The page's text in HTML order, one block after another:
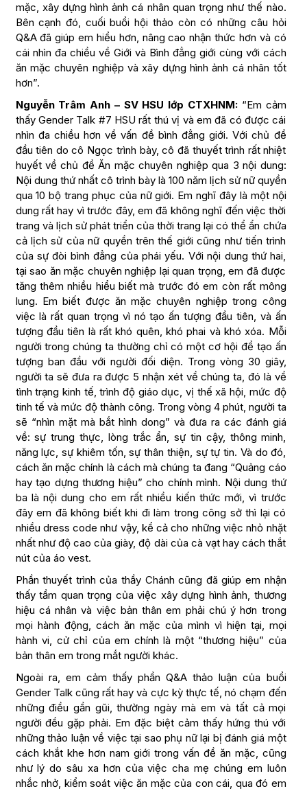
mặc, xây dựng hình ảnh cá nhân quan trọng như thế nào.
Bên cạnh đó, cuối buổi hội thảo còn có những câu hỏi
Q&A đã giúp em hiểu hơn, nâng cao nhận thức hơn và có
cái nhìn đa chiều về Giới và Bình đẳng giới cùng với cách
ăn mặc chuyên nghiệp và xây dựng hình ảnh cá nhân tốt
hơn”.
Nguyễn Trâm Anh – SV HSU lớp CTXHNM:“Em cảm
thấy Gender Talk #7 HSU rất thú vị và em đã có được cái
nhìn đa chiều hơn về vấn đề bình đẳng giới. Với chủ đề
đầu tiên do cô Ngọc trình bày, cô đã thuyết trình rất nhiệt
huyết về chủ đề Ăn mặc chuyên nghiệp qua 3 nội dung:
Nội dung thứ nhất cô trình bày là 100 năm lịch sử nữ quyền
qua 10 bộ trang phục của nữ giới. Em nghĩ đây là một nội
dung rất hay vì trước đây, em đã không nghĩ đến việc thời
trang và lịch sử phát triển của thời trang lại có thể ẩn chứa
cả lịch sử của nữ quyền trên thế giới cũng như tiến trình
của sự đòi bình đẳng của phái yếu. Với nội dung thứ hai,
tại sao ăn mặc chuyên nghiệp lại quan trọng, em đã được
tăng thêm nhiều hiểu biết mà trước đó em còn rất mông
lung. Em biết được ăn mặc chuyên nghiệp trong công
việc là rất quan trọng vì nó tạo ấn tượng đầu tiên, và ấn
tượng đầu tiên là rất khó quên, khó phai và khó xóa. Mỗi
người trong chúng ta thường chỉ có một cơ hội để tạo ấn
tượng ban đầu với người đối diện. Trong vòng 30 giây,
người ta sẽ đưa ra được 5 nhận xét về chúng ta, đó là về
tình trạng kinh tế, trình độ giáo dục, vị thế xã hội, mức độ
tinh tế và mức độ thành công. Trong vòng 4 phút, người ta
sẽ “nhìn mặt mà bắt hình dong” và đưa ra các đánh giá
về: sự trung thực, lòng trắc ẩn, sự tin cậy, thông minh,
năng lực, sự khiêm tốn, sự thân thiện, sự tự tin. Và do đó,
cách ăn mặc chính là cách mà chúng ta đang “Quảng cáo
hay tạo dựng thương hiệu” cho chính mình. Nội dung thứ
ba là nội dung cho em rất nhiều kiến thức mới, vì trước
đây em đã không biết khi đi làm trong công sở thì lại có
nhiều dress code như vậy, kể cả cho những việc nhỏ nhặt
nhất như độ cao của giày, độ dài của cà vạt hay cách thắt
nút của áo vest.
Phần thuyết trình của thầy Chánh cũng đã giúp em nhận
thấy tầm quan trọng của việc xây dựng hình ảnh, thương
hiệu cá nhân và việc bản thân em phải chú ý hơn trong
mọi hành động, cách ăn mặc của mình vì hiện tại, mọi
hành vi, cử chỉ của em chính là một “thương hiệu” của
bản thân em trong mắt người khác.
Ngoài ra, em cảm thấy phần Q&A thảo luận của buổi
Gender Talk cũng rất hay và cực kỳ thực tế, nó chạm đến
những điều gần gũi, thường ngày mà em và tất cả mọi
người đều gặp phải. Em đặc biệt cảm thấy hứng thú với
những thảo luận về việc tại sao phụ nữ lại bị đánh giá một
cách khắt khe hơn nam giới trong vấn đề ăn mặc, cũng
như lý do sâu xa hơn của việc cha mẹ chúng em luôn
nhắc nhở, kiểm soát việc ăn mặc của con cái, qua đó em